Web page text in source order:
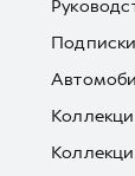
Подписки